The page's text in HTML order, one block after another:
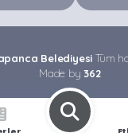
Belediyesi Tüm
Made by362